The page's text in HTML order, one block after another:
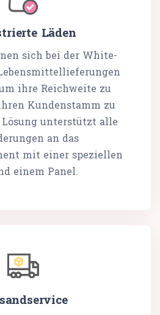
Läden
sich bei der White-
ihre Reichweite zu
Kundenstamm zu
unterstützt alle
an das
mit einer speziellen
einem Panel.